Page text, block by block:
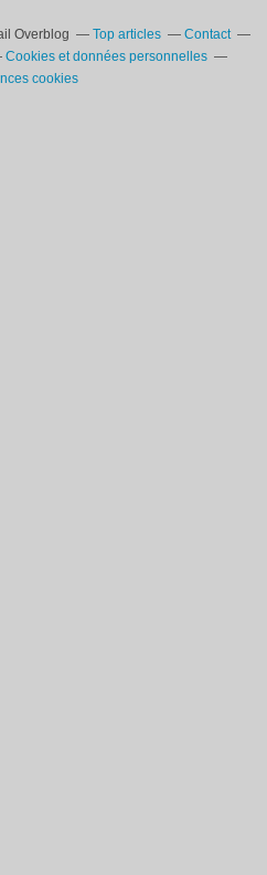
Overblog Top articles
Contact
Cookies et données personnelles
cookies